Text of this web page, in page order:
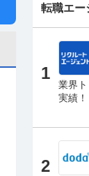
転職エー
1
業界
実績！
2